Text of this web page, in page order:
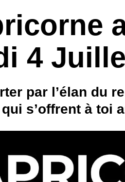
4
par l’élan du
s’offrent à toi